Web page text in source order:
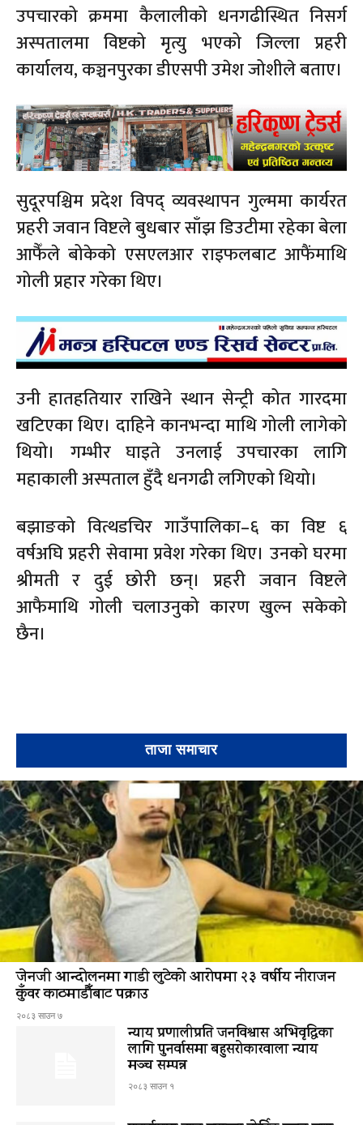
उपचारको क्रममा कैलालीको धनगढीस्थित निसर्ग
अस्पतालमा विष्टको मृत्यु भएको जिल्ला प्रहरी
कार्यालय, कञ्चनपुरका डीएसपी उमेश जोशीले बताए।
सुदूरपश्चिम प्रदेश विपद् व्यवस्थापन गुल्ममा कार्यरत
प्रहरी जवान विष्टले बुधबार साँझ डिउटीमा रहेका बेला
आफैँले बोकेको एसएलआर राइफलबाट आफैंमाथि
गोली प्रहार गरेका थिए।
उनी हातहतियार राखिने स्थान सेन्ट्री कोत गारदमा
खटिएका थिए। दाहिने कानभन्दा माथि गोली लागेको
थियो। गम्भीर घाइते उनलाई उपचारका लागि
महाकाली अस्पताल हुँदै धनगढी लगिएको थियो।
बझाङको वित्थडचिर गाउँपालिका–६ का विष्ट ६
वर्षअघि प्रहरी सेवामा प्रवेश गरेका थिए। उनको घरमा
श्रीमती र दुई छोरी छन्। प्रहरी जवान विष्टले
आफैमाथि गोली चलाउनुको कारण खुल्न सकेको
छैन।
ताजा समाचार
जेनजी आन्दोलनमा गाडी लुटेको आरोपमा २३ वर्षीय नीराजन
कुँवर काठमाडौँबाट पक्राउ
२०८३ साउन ७
न्याय प्रणालीप्रति जनविश्वास अभिवृद्धिका
लागि पुनर्वासमा बहुसरोकारवाला न्याय
मञ्च सम्पन्न
२०८३ साउन १